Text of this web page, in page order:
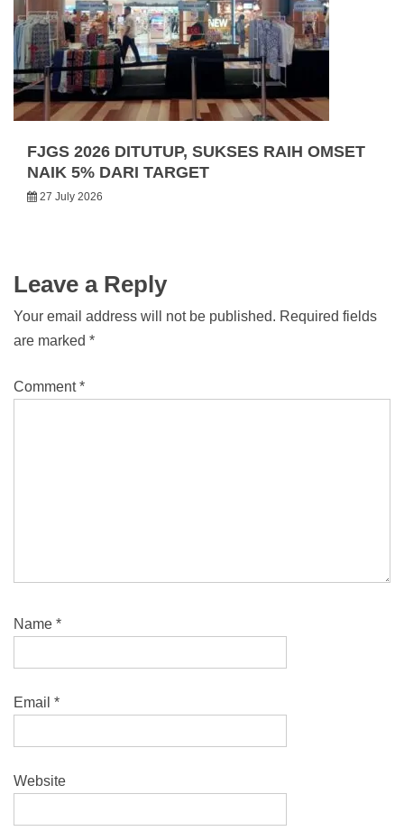
FJGS 2026 DITUTUP, SUKSES RAIH OMSET
NAIK 5% DARI TARGET
27 July 2026
Leave a Reply
Your email address will not be published. Required fields
are marked *
Comment*
Name *
Email *
Website